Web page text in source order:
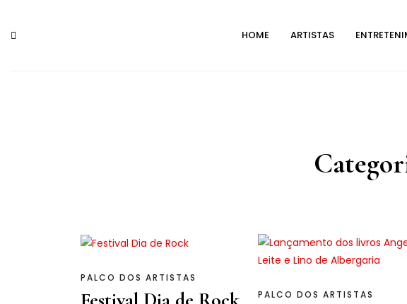
content
HOME ARTISTAS
PALCO DOS ARTISTAS
PALCO DOS ARTISTAS